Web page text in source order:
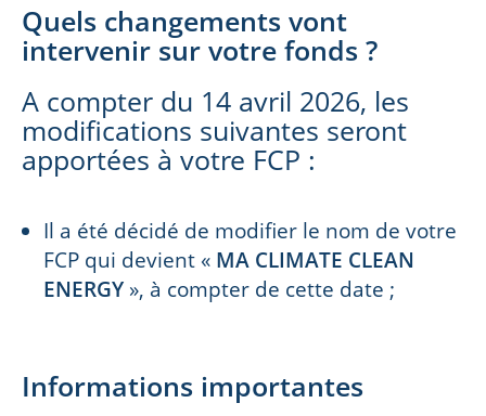
Quels changements vont
intervenir sur votre fonds ?
A compter du 14 avril 2026, les
modifications suivantes seront
apportées à votre FCP :
Il a été décidé de modifier le nom de votre
FCP qui devient « MA CLIMATE CLEAN
ENERGY », à compter de cette date ;
Informations importantes